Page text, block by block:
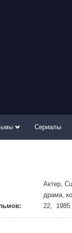
Сериалы
Актер,
драма,
22, 1985